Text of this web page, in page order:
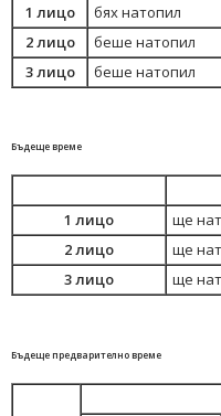
1 лицо
бях натопил
2 лицо
беше натопил
3 лицо
беше натопил
Бъдеще време
1 лицо
ще
2 лицо
ще
3 лицо
ще
Бъдеще предварително време